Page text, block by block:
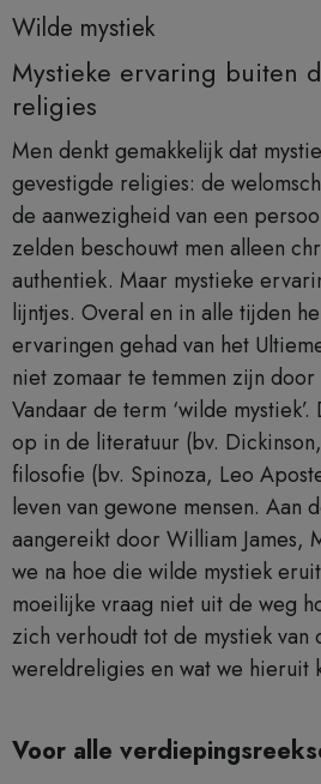
Wilde mystiek
Mystieke ervaring buiten
religies
Men denkt gemakkelijk dat
gevestigde religies: de
de aanwezigheid van een
zelden beschouwt men alleen
authentiek. Maar mystieke
lijntjes. Overal en in alle tijden
ervaringen gehad van het
niet zomaar te temmen zijn
Vandaar de term ‘wilde
op in de literatuur (bv.
filosofie (bv. Spinoza, Leo
leven van gewone mensen. Aan
aangereikt door William James,
we na hoe die wilde mystiek
moeilijke vraag niet uit de weg
zich verhoudt tot de mystiek van
wereldreligies en wat we hieruit
Voor alle